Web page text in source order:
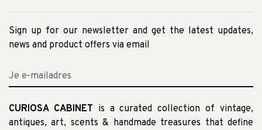
Sign up for our newsletter and get the latest updates,
news and product offers via email
CURIOSA CABINET is a curated collection of vintage,
antiques, art, scents & handmade treasures that define